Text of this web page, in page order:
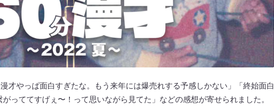
才やっぱ面白すぎたな。もう来年には爆売れする予感しかない」「終始面白
っててすげぇ〜！って思いながら見てた」などの感想が寄せられました。